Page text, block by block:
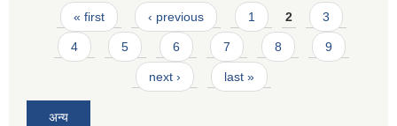
Pages
« first ‹ previous 1 2 3
4 5 6 7 8 9
next › last »
अन्य